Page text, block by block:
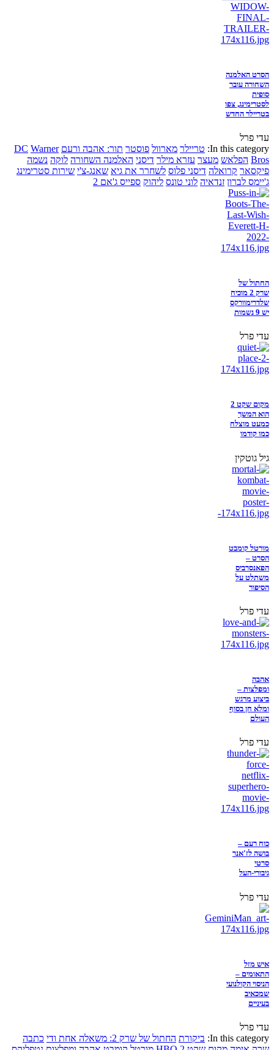
הסרט האלמנה
השחורה עובר
סופית
לסטרימינג, צפו
בטריילר החדש
עדי פרל
In this category: טריילר מארוול פוסטר תור: אהבה ורעם DC Warner
Bros הפלאש מעצר עזרא מילר דיסני האלמנה השחורה לוקה נשמה
פיקסאר קרואלה דיסני פלוס לשחרר את גיא שאנג-צ'י שירות סטרימינג
ג'יימס לברון זנדאיה לוני טונס ליהוק ספייס ג'אם 2
החתול של
שרק 2 מוכיח
שלדרימוורקס
יש 9 נשמות
עדי פרל
מקום שקט 2
הוא המשך
כמעט מוצלח
כמו קודמו
גיל גוטקין
מורטל קומבט
הסרט –
הפאנסרביס
משתלט על
הסיפור
עדי פרל
אהבה
ומפלצות –
ביצוע מרגש
ומלא חן בסוף
העולם
עדי פרל
כוח רעם –
בושה לז'אנר
סרטי
גיבורי-העל
עדי פרל
איש מזל
התאומים –
הניסוי הקולנועי
שמכאיב
בעיניים
עדי פרל
In this category: ביקורת החתול של שרק 2: משאלה אחת ודי
כתבה